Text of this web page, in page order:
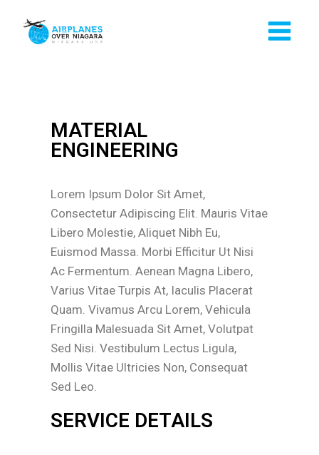
MATERIAL
ENGINEERING
Lorem Ipsum Dolor Sit Amet,
Consectetur Adipiscing Elit. Mauris Vitae
Libero Molestie, Aliquet Nibh Eu,
Euismod Massa. Morbi Efficitur Ut Nisi
Ac Fermentum. Aenean Magna Libero,
Varius Vitae Turpis At, Iaculis Placerat
Quam. Vivamus Arcu Lorem, Vehicula
Fringilla Malesuada Sit Amet, Volutpat
Sed Nisi. Vestibulum Lectus Ligula,
Mollis Vitae Ultricies Non, Consequat
Sed Leo.
SERVICE DETAILS